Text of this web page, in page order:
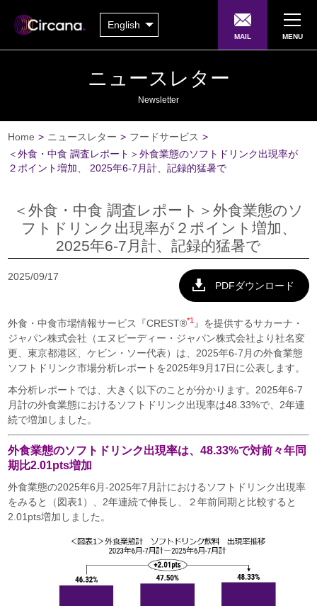
English
MAIL MENU
ニュースレター
Newsletter
Home > ニュースレター > フードサービス >
＜外食・中食 調査レポート＞外食業態のソフトドリンク出現率が
２ポイント増加、 2025年6-7月計、記録的猛暑で
＜外食・中食 調査レポート＞外食業態のソ
フトドリンク出現率が２ポイント増加、
2025年6-7月計、記録的猛暑で
2025/09/17
PDFダウンロード
外食・中食市場情報サービス『CREST®*1 』を提供するサカーナ・
ジャパン株式会社（エヌピーディー・ジャパン株式会社より社名変
更、東京都港区、ケビン・ソー代表）は、2025年6-7月の外食業態
ソフトドリンク市場分析レポートを2025年9月17日に公表します。
本分析レポートでは、大きく以下のことが分かります。2025年6-7
月計の外食業態におけるソフトドリンク出現率は48.33%で、2年連
続で増加しました。
外食業態のソフトドリンク出現率は、48.33%で対前々年同
期比2.01pts増加
外食業態の2025年6月-2025年7月計におけるソフトドリンク出現率
をみると（図表1）、2年連続で伸長し、２年前同期と比較すると
2.01pts増加しました。